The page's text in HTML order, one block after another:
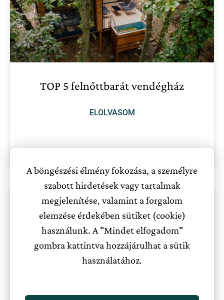
A böngészési élmény fokozása, a személyre
szabott hirdetések vagy tartalmak
megjelenítése, valamint a forgalom
elemzése érdekében sütiket (cookie)
használunk. A "Mindet elfogadom"
gombra kattintva hozzájárulhat a sütik
használatához.
TOP 5 felnőttbarát vendégház
ELOLVASOM